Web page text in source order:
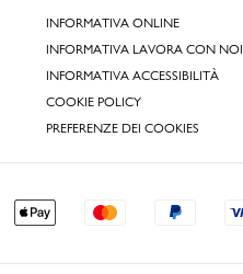
INFORMATIVA ONLINE
INFORMATIVA LAVORA CON NOI
INFORMATIVA ACCESSIBILITÀ
COOKIE POLICY
PREFERENZE DEI COOKIES